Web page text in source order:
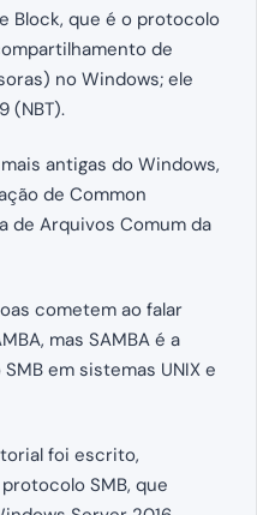
Block, que é o protocolo
de
no Windows; ele
(NBT).
antigas do Windows,
de Common
de Arquivos Comum da
cometem ao falar
mas SAMBA é a
em sistemas UNIX e
foi escrito,
SMB, que